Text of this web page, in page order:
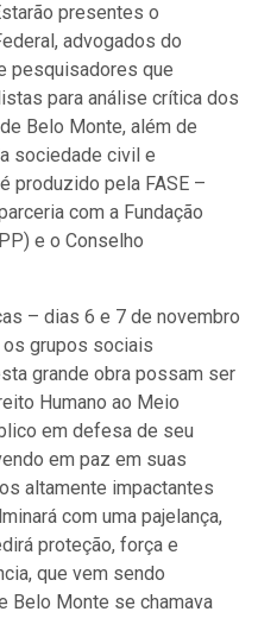
presentes o
advogados do
pesquisadores que
para análise crítica dos
Belo Monte, além de
sociedade civil e
produzido pela FASE –
com a Fundação
e o Conselho
– dias 6 e 7 de novembro
grupos sociais
grande obra possam ser
Humano ao Meio
em defesa de seu
em paz em suas
altamente impactantes
com uma pajelança,
proteção, força e
que vem sendo
Belo Monte se chamava